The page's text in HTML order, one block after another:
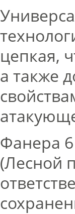
цепкая,
а также
Фанера 6
(Лесной